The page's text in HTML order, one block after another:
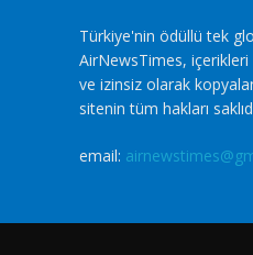
Türkiye'nin ödüllü tek
AirNewsTimes, içerikleri
ve izinsiz olarak
sitenin tüm hakları
email: